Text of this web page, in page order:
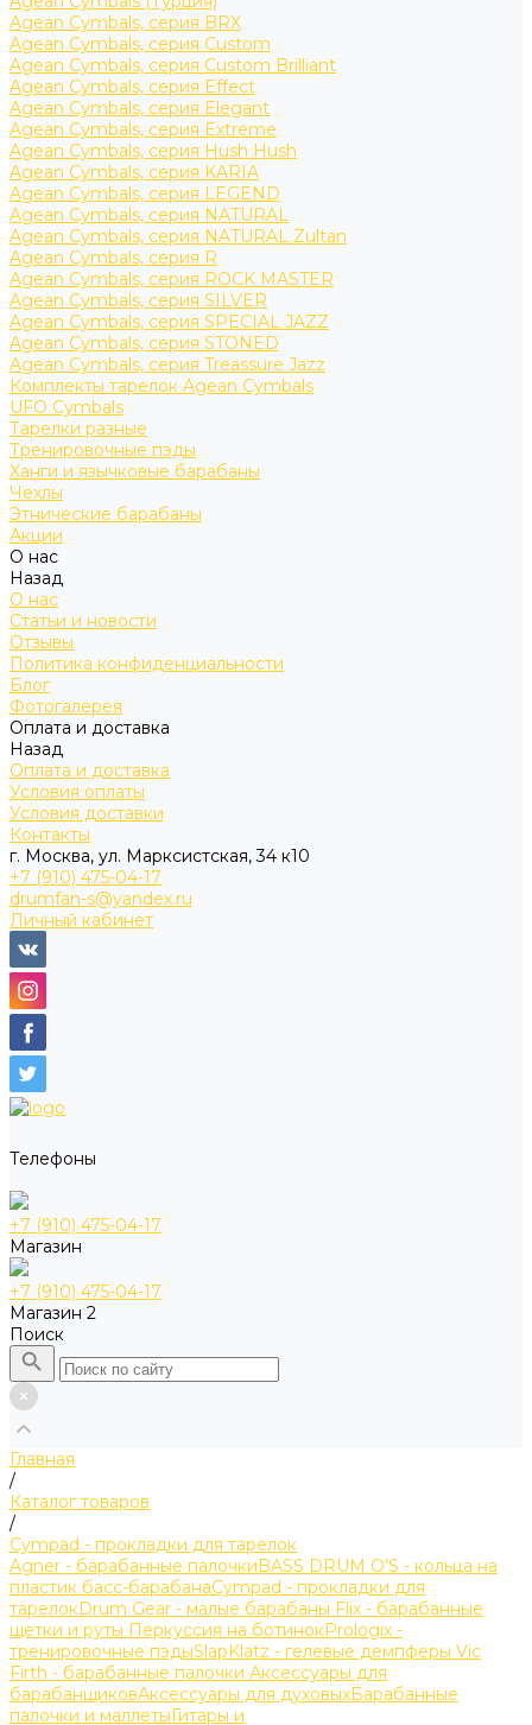
Agean Cymbals, серия BRX
Agean Cymbals, серия Custom
Agean Cymbals, серия Custom Brilliant
Agean Cymbals, серия Effect
Agean Cymbals, серия Elegant
Agean Cymbals, серия Extreme
Agean Cymbals, серия Hush Hush
Agean Cymbals, серия KARIA
Agean Cymbals, серия LEGEND
Agean Cymbals, серия NATURAL
Agean Cymbals, серия NATURAL Zultan
Agean Cymbals, серия R
Agean Cymbals, серия ROCK MASTER
Agean Cymbals, серия SILVER
Agean Cymbals, серия SPECIAL JAZZ
Agean Cymbals, серия STONED
Agean Cymbals, серия Treassure Jazz
Комплекты тарелок Agean Cymbals
UFO Cymbals
Тарелки разные
Тренировочные пэды
Ханги и язычковые барабаны
Чехлы
Этнические барабаны
Акции
О нас
Назад
О нас
Статьи и новости
Отзывы
Политика конфиденциальности
Блог
Фотогалерея
Оплата и доставка
Назад
Оплата и доставка
Условия оплаты
Условия доставки
Контакты
г. Москва, ул. Марксистская, 34 к10
+7 (910) 475-04-17
drumfan-s@yandex.ru
Личный кабинет
Телефоны
+7 (910) 475-04-17
Магазин
+7 (910) 475-04-17
Магазин 2
Поиск
Главная
/
Каталог товаров
/
Cympad - прокладки для тарелок
Agner - барабанные палочкиBASS DRUM O’S - кольца на
пластик басс-барабанаCympad - прокладки для
тарелокDrum Gear - малые барабаны Flix - барабанные
щетки и руты Перкуссия на ботинокPrologix -
тренировочные пэдыSlapKlatz - гелевые демпферы Vic
Firth - барабанные палочки Аксессуары для
барабанщиковАксессуары для духовыхБарабанные
палочки и маллетыГитары и